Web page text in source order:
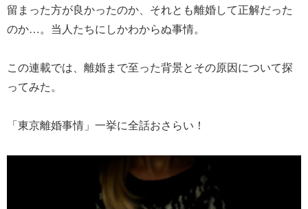
留まった方が良かったのか、それとも離婚して正解だった
のか…。当人たちにしかわからぬ事情。
この連載では、離婚まで至った背景とその原因について探
ってみた。
「東京離婚事情」一挙に全話おさらい！